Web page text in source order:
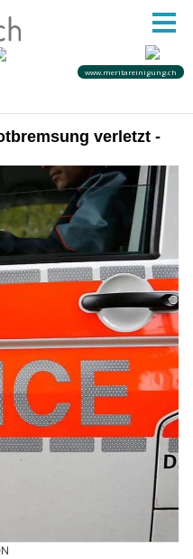
verletzt -